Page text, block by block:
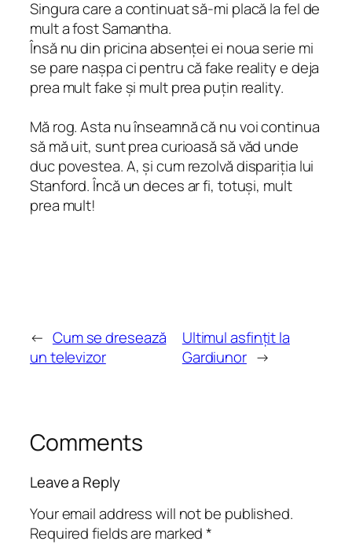
Singura care a continuat să-mi placă la fel de
mult a fost Samantha.
Însă nu din pricina absenței ei noua serie mi
se pare nașpa ci pentru că fake reality e deja
prea mult fake și mult prea puțin reality.
Mă rog. Asta nu înseamnă că nu voi continua
să mă uit, sunt prea curioasă să văd unde
duc povestea. A, și cum rezolvă dispariția lui
Stanford. Încă un deces ar fi, totuși, mult
prea mult!
← Cum se dresează
un televizor
Ultimul asfințit la
Gardiunor →
Comments
Leave a Reply
Your email address will not be published.
Required fields are marked*